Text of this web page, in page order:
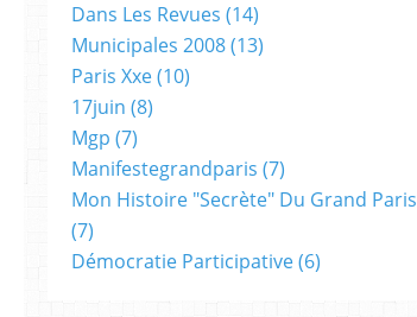
Dans Les Revues (14)
Municipales 2008(13)
Paris Xxe(10)
17juin (8)
Mgp (7)
Manifestegrandparis (7)
Mon Histoire "secrète" Du Grand Paris
(7)
Démocratie Participative(6)